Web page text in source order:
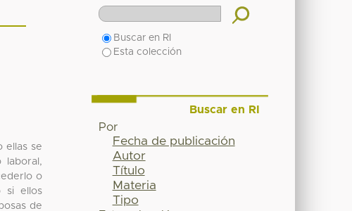
ellas se
laboral,
o
si ellos
de
Buscar en RI
Esta colección
Buscar en RI
Por
Fecha de publicación
Autor
Título
Materia
Tipo